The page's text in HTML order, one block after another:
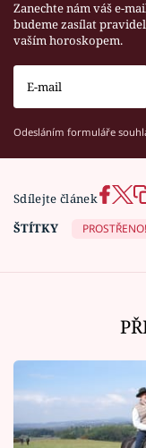
Zanechte nám váš e-
budeme zasílat
vaším horoskopem.
Odesláním formuláře
Sdílejte článek
ŠTÍTKY
PROSTŘENO!